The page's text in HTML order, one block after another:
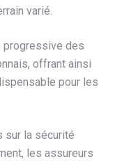
varié.
progressive des
offrant ainsi
pour les
sur la sécurité
les assureurs